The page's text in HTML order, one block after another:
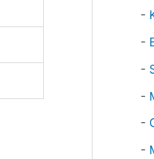
-
-
-
-
-
-